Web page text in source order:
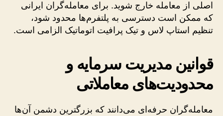
اصلی از معامله خارج شوید. برای معامله‌گران ایرانی
که ممکن است دسترسی به پلتفرم‌ها محدود شود،
تنظیم استاپ لاس و تیک پرافیت اتوماتیک الزامی است.
قوانین مدیریت سرمایه و
محدودیت‌های معاملاتی
معامله‌گران حرفه‌ای می‌دانند که بزرگترین دشمن آن‌ها